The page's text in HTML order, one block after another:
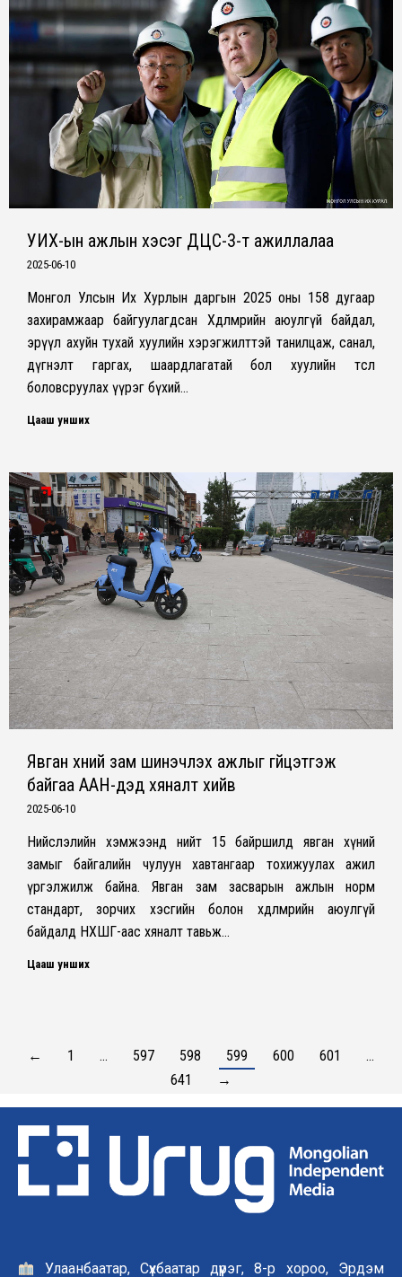
УИХ-ын ажлын хэсэг ДЦС-3-т ажиллалаа
2025-06-10
Монгол Улсын Их Хурлын даргын 2025 оны 158 дугаар
захирамжаар байгуулагдсан Хөдөлмөрийн аюулгүй байдал,
эрүүл ахуйн тухай хуулийн хэрэгжилттэй танилцаж, санал,
дүгнэлт гаргах, шаардлагатай бол хуулийн төсөл
боловсруулах үүрэг бүхий…
Цааш унших
Явган хүний зам шинэчлэх ажлыг гүйцэтгэж
байгаа ААН-үүдэд хяналт хийв
2025-06-10
Нийслэлийн хэмжээнд нийт 15 байршилд явган хүний
замыг байгалийн чулуун хавтангаар тохижуулах ажил
үргэлжилж байна. Явган зам засварын ажлын норм
стандарт, зорчих хэсгийн болон хөдөлмөрийн аюулгүй
байдалд НХШГ-аас хяналт тавьж…
Цааш унших
← 1 … 597 598 599 600 601
…
641
→
Улаанбаатар, Сүхбаатар дүүрэг, 8-р хороо, Эрдэм